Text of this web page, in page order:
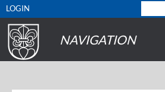
LOGIN
NAVIGATION